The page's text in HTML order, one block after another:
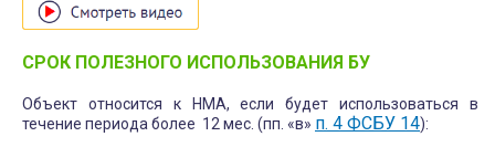
СРОК ПОЛЕЗНОГО ИСПОЛЬЗОВАНИЯ БУ
Объект относится к НМА, если будет использоваться в
течение периода более 12 мес. (пп. «в» п. 4 ФСБУ 14):